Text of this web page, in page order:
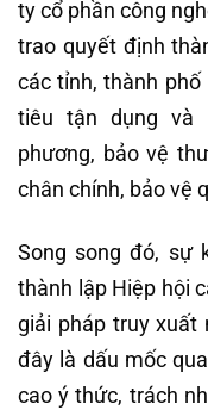
ty cổ phần công
trao quyết định
các tỉnh, thành
tiêu tận dụng và
phương, bảo vệ
chân chính, bảo vệ
Song song đó, sự
thành lập Hiệp hội
giải pháp truy xuất
đây là dấu mốc
cao ý thức, trách